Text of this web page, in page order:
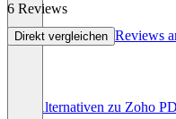
6 Reviews
Direkt vergleichen Reviews
Alle Alternativen zu Zoho